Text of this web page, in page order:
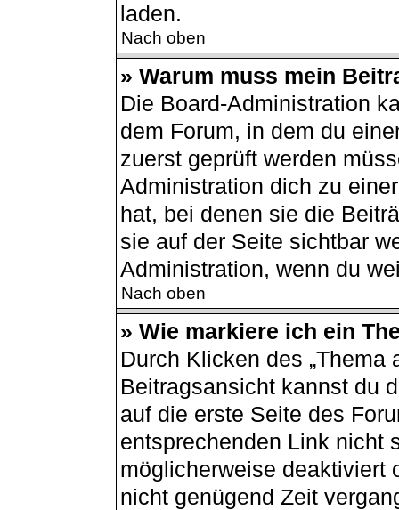
laden.
Nach oben
» Warum muss mein
Die Board-Administration
dem Forum, in dem du
zuerst geprüft werden
Administration dich zu
hat, bei denen sie die
sie auf der Seite sichtbar
Administration, wenn du
Nach oben
» Wie markiere ich ein
Durch Klicken des „Thema
Beitragsansicht kannst du
auf die erste Seite des
entsprechenden Link nicht
möglicherweise deaktiviert
nicht genügend Zeit